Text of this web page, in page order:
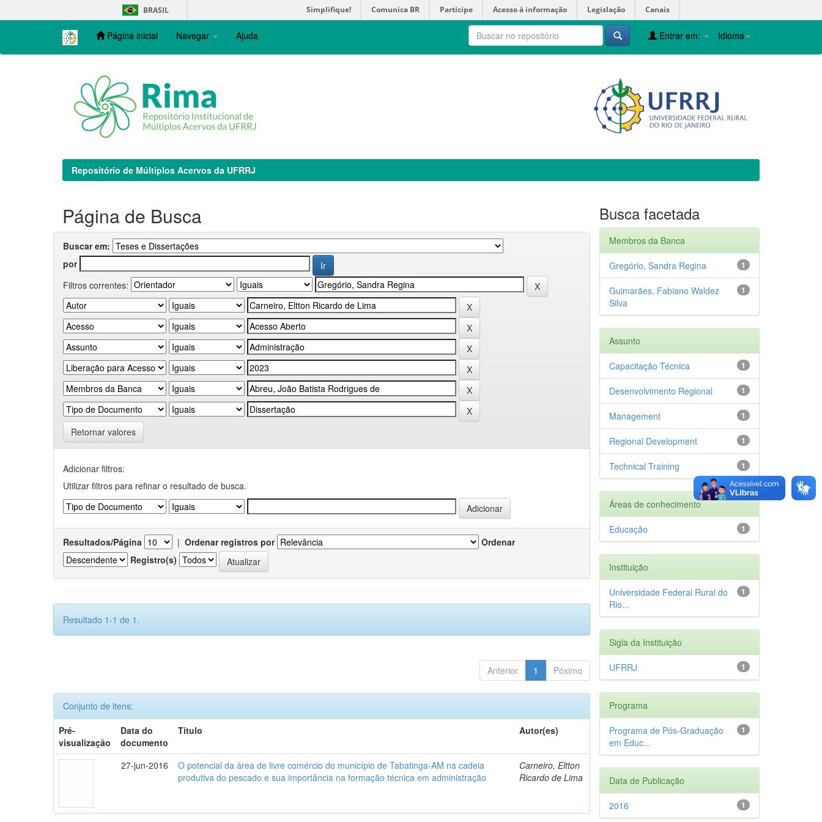
navigation
BRASIL Simplifique! Comunica BR Participe Acesso à informação Legislação Canais
Página inicial Navegar Ajuda Idioma
Entrar em:
Repositório de Múltiplos Acervos da UFRRJ
Página de Busca
Buscar em:
por
Filtros correntes:
Retornar valores
Adicionar filtros:
Utilizar filtros para refinar o resultado de busca.
Resultados/Página | Ordenar registros por
Ordenar
Registro(s)
Resultado 1-1 de 1.
Anterior 1 Póximo
Conjunto de itens:
Pré-
visualização
Data do
documento
Título Autor(es)
27-jun-2016
O potencial da área de livre comércio do município de Tabatinga-AM na cadeia
produtiva do pescado e sua importância na formação técnica em administração
Carneiro, Eltton
Ricardo de Lima
Busca facetada
Membros da Banca
1
Gregório, Sandra Regina
1
Guimarães, Fabiano Waldez
Silva
Assunto
1
Capacitação Técnica
1
Desenvolvimento Regional
1
Management
1
Regional Development
1
Technical Training
Áreas de conhecimento
1
Educação
Instituição
1
Universidade Federal Rural do
Rio...
Sigla da Instituição
1
UFRRJ
Programa
1
Programa de Pós-Graduação
em Educ...
Data de Publicação
1
2016